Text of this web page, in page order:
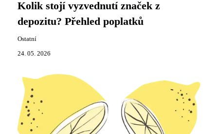
Kolik stojí vyzvednutí značek z
depozitu? Přehled poplatků
Ostatní
24. 05. 2026